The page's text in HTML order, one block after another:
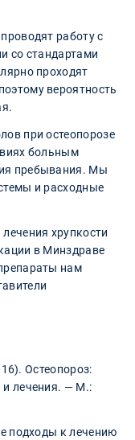
работу с
со стандартами
проходят
вероятность
при остеопорозе
больным
пребывания. Мы
и расходные
хрупкости
в Минздраве
нам
Остеопороз:
и лечения. — М.:
подходы к лечению